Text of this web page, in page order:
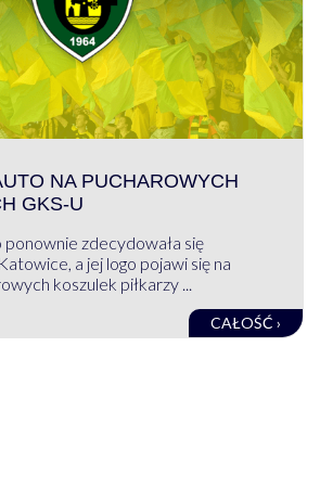
NA PUCHAROWYCH
GKS-U
ponownie zdecydowała się
a jej logo pojawi się na
koszulek piłkarzy ...
CAŁOŚĆ ›